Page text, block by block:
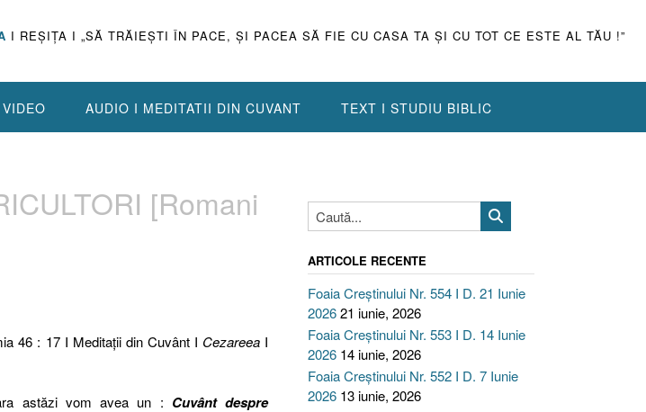
I REŞIŢA I „SĂ TRĂIEŞTI ÎN PACE, ŞI PACEA SĂ FIE CU CASA TA ŞI CU TOT CE ESTE AL TĂU !”
AUDIO I MEDITATII DIN CUVANT TEXT I STUDIU BIBLIC
[Romani
46 : 17 I Meditaţii din Cuvânt I Cezareea I
astăzi vom avea un : Cuvânt despre
ARTICOLE RECENTE
Foaia Creștinului Nr. 554 I D. 21 Iunie
202621 iunie, 2026
Foaia Creștinului Nr. 553 I D. 14 Iunie
2026 14 iunie, 2026
Foaia Creștinului Nr. 552 I D. 7 Iunie
2026 13 iunie, 2026